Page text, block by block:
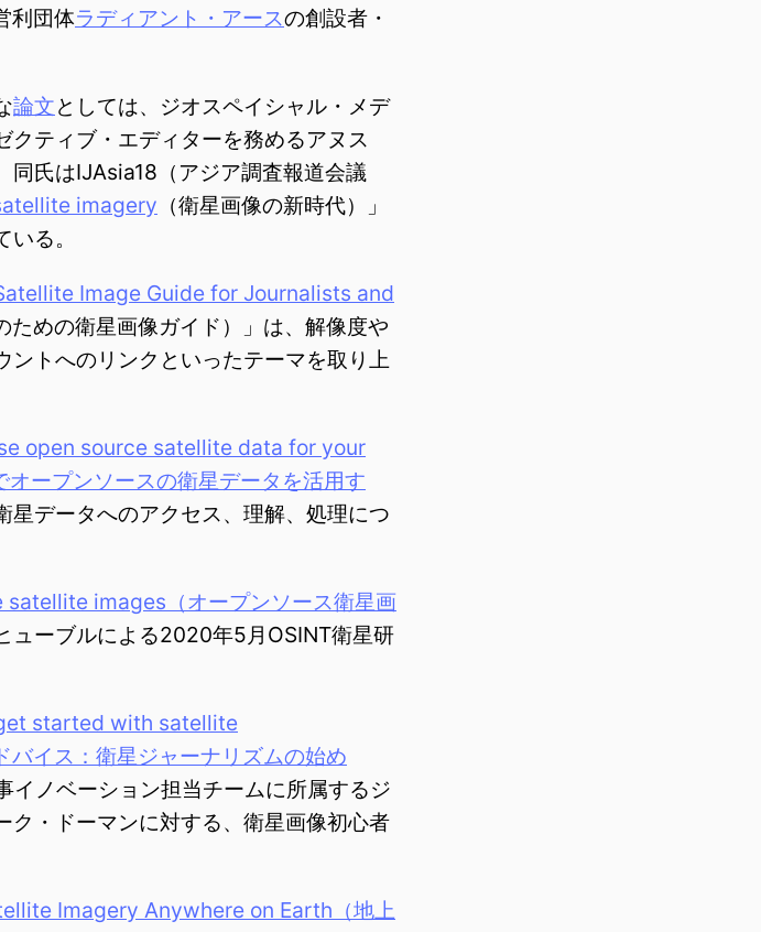
利団体ラディアント・アースの創設者・
論文としては、ジオスペイシャル・メデ
クティブ・エディターを務めるアヌス
同氏はIJAsia18（アジア調査報道会議
imagery （衛星画像の新時代）」
る。
Image Guide for Journalists and
ための衛星画像ガイド）」は、解像度や
トへのリンクといったテーマを取り上
open source satellite data for your
ープンソースの衛星データを活用す
星データへのアクセス、理解、処理につ
images（オープンソース衛星画
ューブルによる2020年5月OSINT衛星研
started with satellite
イス：衛星ジャーナリズムの始め
ノベーション担当チームに所属するジ
ク・ドーマンに対する、衛星画像初心者
Imagery Anywhere on Earth（地上